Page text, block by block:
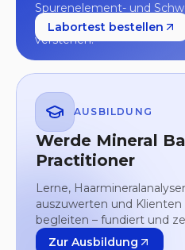
Spurenelement- und
Grundlage, um deinen
verstehen.
Labortest bestellen
AUSBILDUNG
Werde Mineral
Practitioner
Lerne,
auszuwerten und
begleiten – fundiert und
Zur Ausbildung